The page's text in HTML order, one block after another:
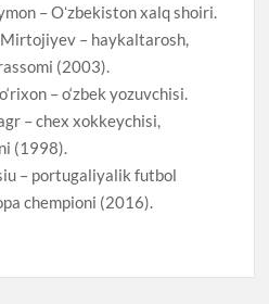
– Oʻzbekiston xalq shoiri.
– haykaltarosh,
(2003).
– o‘zbek yozuvchisi.
– chex xokkeychisi,
(1998).
– portugaliyalik futbol
chempioni (2016).